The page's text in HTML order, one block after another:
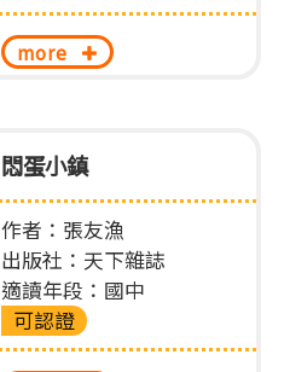
more
悶蛋小鎮
作者：張友漁
出版社：天下雜誌
適讀年段：國中
可認證